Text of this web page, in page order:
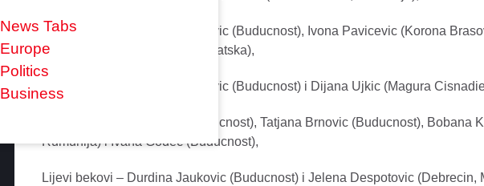
News Tabs
Europe
Politics
Business
Lijeva krila – Majda Mehmedovic (Buducnost), Ivona Pavicevic (Korona
Dijana Mugosa (Podravka, Hrvatska),
Desna krila – Jovanka Radicevic (Buducnost) i Dijana Ujkic (Magura
Pivoti – Ema Ramusovic (Buducnost), Tatjana Brnovic (Buducnost), Bobana
Rumunija) i Ivana Godec (Buducnost),
Lijevi bekovi – Durdina Jaukovic (Buducnost) i Jelena Despotovic (Debrecin,